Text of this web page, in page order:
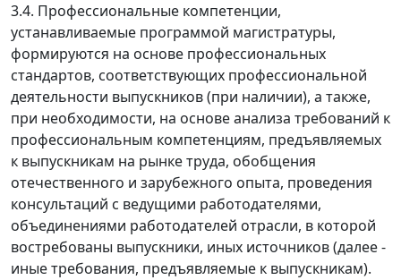
3.4. Профессиональные компетенции,
устанавливаемые программой магистратуры,
формируются на основе профессиональных
стандартов, соответствующих профессиональной
деятельности выпускников (при наличии), а также,
при необходимости, на основе анализа требований к
профессиональным компетенциям, предъявляемых
к выпускникам на рынке труда, обобщения
отечественного и зарубежного опыта, проведения
консультаций с ведущими работодателями,
объединениями работодателей отрасли, в которой
востребованы выпускники, иных источников (далее -
иные требования, предъявляемые к выпускникам).